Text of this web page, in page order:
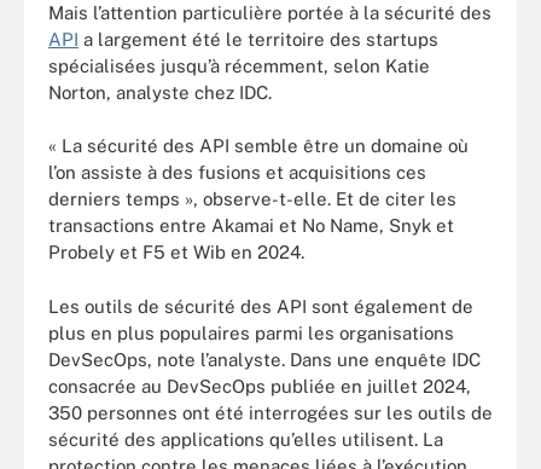
Mais l’attention particulière portée à la sécurité des
API a largement été le territoire des startups
spécialisées jusqu’à récemment, selon Katie
Norton, analyste chez IDC.
« La sécurité des API semble être un domaine où
l’on assiste à des fusions et acquisitions ces
derniers temps », observe-t-elle. Et de citer les
transactions entre Akamai et No Name, Snyk et
Probely et F5 et Wib en 2024.
Les outils de sécurité des API sont également de
plus en plus populaires parmi les organisations
DevSecOps, note l’analyste. Dans une enquête IDC
consacrée au DevSecOps publiée en juillet 2024,
350 personnes ont été interrogées sur les outils de
sécurité des applications qu’elles utilisent. La